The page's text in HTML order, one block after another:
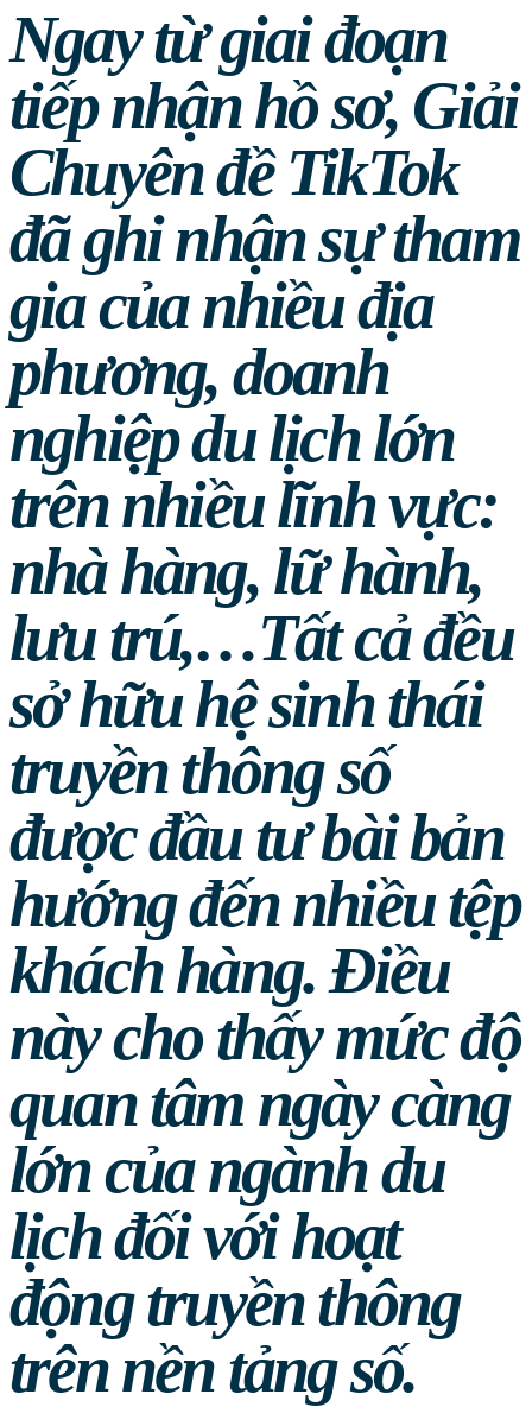
Ngay từ giai đoạn
tiếp nhận hồ sơ, Giải
Chuyên đề TikTok
đã ghi nhận sự tham
gia của nhiều địa
phương, doanh
nghiệp du lịch lớn
trên nhiều lĩnh vực:
nhà hàng, lữ hành,
lưu trú,…Tất cả đều
sở hữu hệ sinh thái
truyền thông số
được đầu tư bài bản
hướng đến nhiều tệp
khách hàng. Điều
này cho thấy mức độ
quan tâm ngày càng
lớn của ngành du
lịch đối với hoạt
động truyền thông
trên nền tảng số.